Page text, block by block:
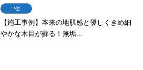
2位
【施工事例】本来の地肌感と優しくきめ細
やかな木目が蘇る！無垢...